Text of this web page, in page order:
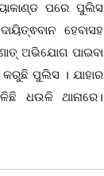
ପୁଜ୍ୟପୂଜା ସଂସ୍କୃତି
ଓଡ଼ିଆ ଭାଷା,
ବିଜେଡି ସାଂସ୍କୃତିକ
ମହାଡାକପାଳ ଛକ
ପ୍ରାକ୍ତନ
ସମ୍ବିଧାନ